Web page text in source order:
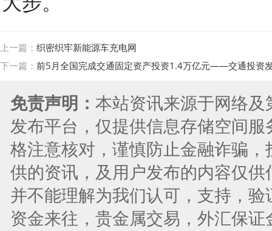
上一篇： 织密织牢新能源车充电网
下一篇： 前5月全国完成交通固定资产投资1.4万亿元——交通投资
免责声明： 本站资讯来源于网络
发布平台，仅提供信息存储空间
格注意核对，谨慎防止金融诈骗
供的资讯，及用户发布的内容仅
并不能理解为我们认可，支持，
资金来往，贵金属交易，外汇保